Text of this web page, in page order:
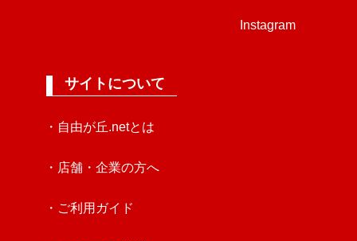
Instagram
サイトについて
・自由が丘.netとは
・店舗・企業の方へ
・ご利用ガイド